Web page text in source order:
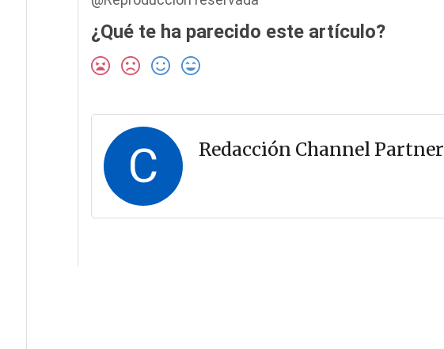
¿Qué te ha parecido este artículo?
C Redacción Channel Partner